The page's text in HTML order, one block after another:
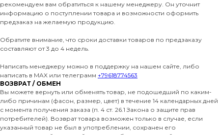
рекомендуем вам обратиться к нашему менеджеру. Он уточнит
информацию о поступлении товара и возможности оформить
предзаказ на желаемую продукцию.
Обратите внимание, что сроки доставки товаров по предзаказу
составляют от 3 до 4 недель.
Написать менеджеру можно в поддержку на нашем сайте, либо
написать в MAX или телеграмм +79618774563
ВОЗВРАТ / ОБМЕН
Вы можете вернуть или обменять товар, не подошедший по каким-
либо причинам (фасон, размер, цвет) в течение 14 календарных дней
с момента получения заказа (п. 4 ст. 26.1 Закона о защите прав
потребителей). Возврат товара возможен только в случае, если
указанный товар не был в употреблении, сохранен его